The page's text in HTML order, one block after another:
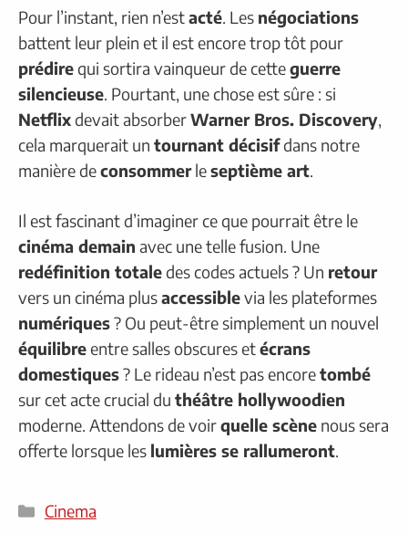
Pour l’instant, rien n’estacté. Les négociations
battent leur plein et il est encore trop tôt pour
prédirequi sortira vainqueur de cetteguerre
silencieuse. Pourtant, une chose est sûre : si
Netflixdevait absorberWarner Bros. Discovery,
cela marquerait un tournant décisifdans notre
manière deconsommerleseptième art.
Il est fascinant d’imaginer ce que pourrait être le
cinéma demain avec une telle fusion. Une
redéfinition totaledes codes actuels ? Un retour
vers un cinéma plusaccessiblevia les plateformes
numériques? Ou peut-être simplement un nouvel
équilibreentre salles obscures etécrans
domestiques? Le rideau n’est pas encoretombé
sur cet acte crucial du théâtre hollywoodien
moderne. Attendons de voirquelle scène nous sera
offerte lorsque les lumières se rallumeront.
Catégories
Cinema